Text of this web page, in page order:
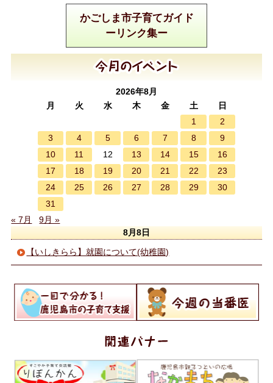
かごしま市子育てガイド
ーリンク集ー
2026年8月
月
火 水 木 金 土
日
1
2
3
4 5 6 7 8
9
10
11 12 13 14 15
16
17
18 19 20 21 22
23
24
25 26 27 28 29
30
31
« 7月
9月 »
8月8日
【いしきらら】就園について(幼稚園)